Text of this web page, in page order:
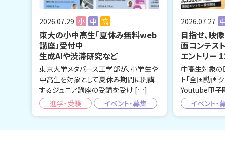
2026.07.29 小 中 高
東大の小中高生「夏休み無料web
講座」受付中
生成AIや渋滞研究など
東京大学メタバース工学部が、小学生や
中高生を対象として夏休み期間に開講
するジュニア講座の受講を受け […]
進学・受験
イベント・募集
2026.07.27
目指せ、映
画コンテス
エントリー
中高生対象の
ト「全国動画
Youtube甲子
イベント・